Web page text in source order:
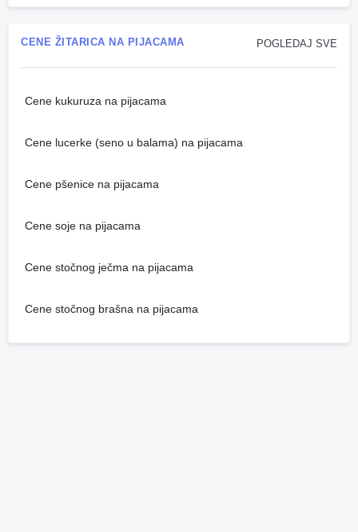
POGLEDAJ SVE
CENE ŽITARICA NA PIJACAMA
Cene kukuruza na pijacama
Cene lucerke (seno u balama) na pijacama
Cene pšenice na pijacama
Cene soje na pijacama
Cene stočnog ječma na pijacama
Cene stočnog brašna na pijacama